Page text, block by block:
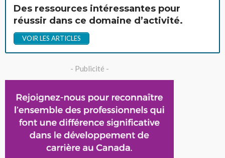
Des ressources intéressantes pour
réussir dans ce domaine d’activité.
VOIR LES ARTICLES
- Publicité -